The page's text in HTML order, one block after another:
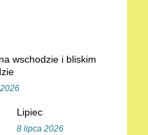
wschodzie i bliskim
Lipiec
8 lipca 2026